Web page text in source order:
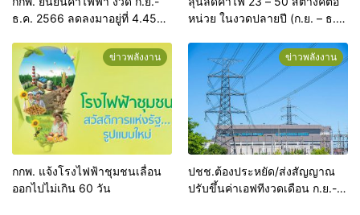
ธ.ค. 2566 ลดลงมาอยู่ที่ 4.45
หน่วย ในงวดปลายปี (ก.ย. – ธ.ค.
ข่าวพลังงาน
กกพ. แจ้งโรงไฟฟ้าชุมชนเลื่อน
ออกไปไม่เกิน 60 วัน
ข่าวพลังงาน
ปชช.ต้องประหยัด/ส่งสัญญาณ​
ปรับขึ้นค่าเอฟทีงวดเดือน ก.ย.-